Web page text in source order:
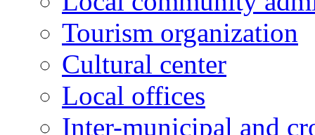
Tourism organization
Cultural center
Local offices
Inter-municipal and